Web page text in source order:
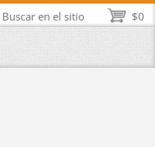
$0
Buscar en el sitio